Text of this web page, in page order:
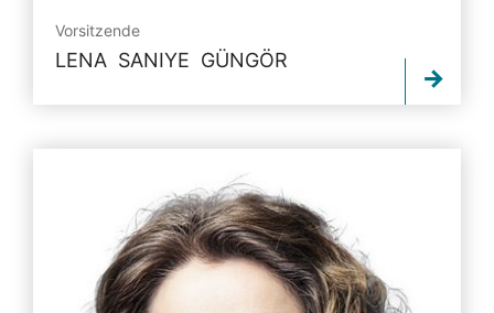
Vorsitzende
LENA SANIYE GÜNGÖR